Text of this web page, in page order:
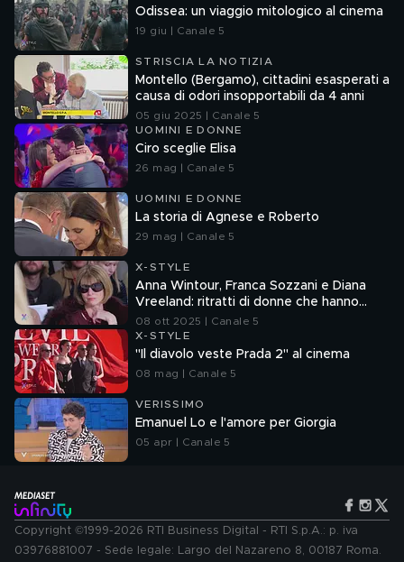
Odissea: un viaggio mitologico al cinema
19 giu | Canale 5
STRISCIA LA NOTIZIA
Montello (Bergamo), cittadini esasperati a
causa di odori insopportabili da 4 anni
05 giu 2025 | Canale 5
UOMINI E DONNE
Ciro sceglie Elisa
26 mag | Canale 5
UOMINI E DONNE
La storia di Agnese e Roberto
29 mag | Canale 5
X-STYLE
Anna Wintour, Franca Sozzani e Diana
Vreeland: ritratti di donne che hanno
dettato tendenze
08 ott 2025 | Canale 5
X-STYLE
"Il diavolo veste Prada 2" al cinema
08 mag | Canale 5
VERISSIMO
Emanuel Lo e l'amore per Giorgia
05 apr | Canale 5
Copyright ©1999-2026 RTI Business Digital - RTI S.p.A.: p. iva
03976881007 - Sede legale: Largo del Nazareno 8, 00187 Roma.